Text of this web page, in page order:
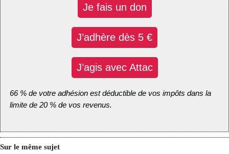
Je fais un don
J’adhère dès 5 €
J’agis avec Attac
66 % de votre adhésion est déductible de vos impôts dans la
limite de 20 % de vos revenus.
Sur le même sujet